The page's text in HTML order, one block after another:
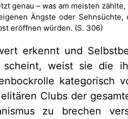
genau – was am meisten
Ängste oder
eröffnen würden. (S. 306)
erkennt und
weist sie die
kategorisch
Clubs der
zu brechen